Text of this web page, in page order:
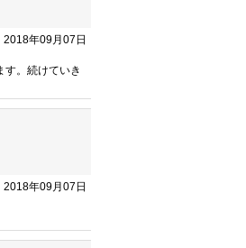
2018年09月07日
す。続けていき
2018年09月07日